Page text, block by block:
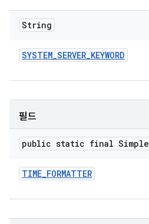
String
SYSTEM_SERVER_KEYWORD
필드
public static final Simple
TIME_FORMATTER